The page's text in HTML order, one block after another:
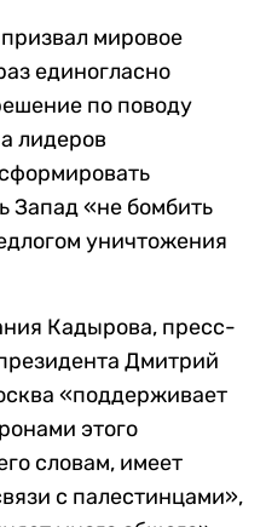
мировое
единогласно
по поводу
лидеров
Запад «не бомбить
уничтожения
Кадырова, пресс-
Дмитрий
«поддерживает
этого
словам, имеет
с палестинцами»,